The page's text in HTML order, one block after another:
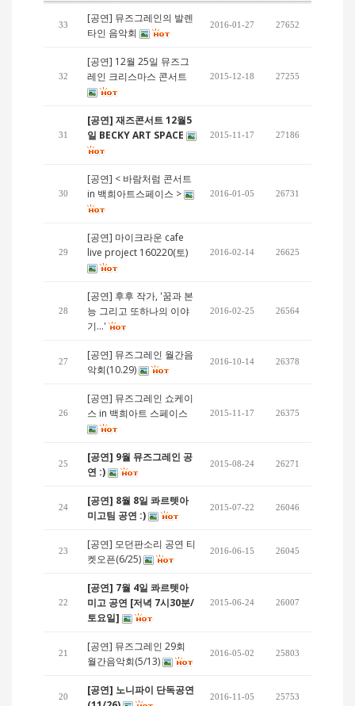
33
[공연] 뮤즈그레인의 발렌
타인 음악회
2016-01-27 27652
32
[공연] 12월 25일 뮤즈그
레인 크리스마스 콘서트
2015-12-18 27255
31
[공연] 재즈콘서트 12월5
일 BECKY ART SPACE
2015-11-17 27186
30
[공연] < 바람처럼 콘서트
in 백희아트스페이스 >
2016-01-05 26731
29
[공연] 마이크라운 cafe
live project 160220(토)
2016-02-14 26625
28
[공연] 후후 작가, '꿈과 본
능 그리고 또하나의 이야
기…'
2016-02-25 26564
27
[공연] 뮤즈그레인 월간음
악회(10.29)
2016-10-14 26378
26
[공연] 뮤즈그레인 쇼케이
스 in 백희아트 스페이스
2015-11-17 26375
25
[공연] 9월 뮤즈그레인 공
연 :)
2015-08-24 26271
24
[공연] 8월 8일 콰르텟아
미고팀 공연 :)
2015-07-22 26046
23
[공연] 모던판소리 공연 티
켓오픈(6/25)
2016-06-15 26045
22
[공연] 7월 4일 콰르텟아
미고 공연 [저녁 7시30분/
토요일]
2015-06-24 26007
21
[공연] 뮤즈그레인 29회
월간음악회(5/13)
2016-05-02 25803
20
[공연] 노니파이 단독공연
2016-11-05 25753